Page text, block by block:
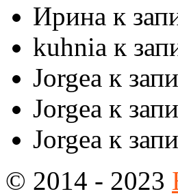
Ирина к
kuhnia к
Jorgea к
Jorgea к
Jorgea к
© 2014 - 2023